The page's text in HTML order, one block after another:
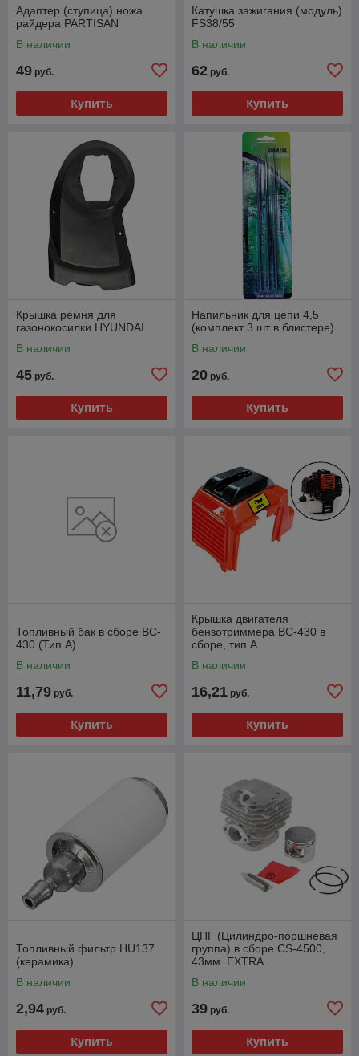
Адаптер (ступица) ножа
райдера PARTISAN
В наличии
49 руб.
Купить
Катушка зажигания (модуль)
FS38/55
В наличии
62 руб.
Купить
Крышка ремня для
газонокосилки HYUNDAI
В наличии
45 руб.
Купить
Напильник для цепи 4,5
(комплект 3 шт в блистере)
В наличии
20 руб.
Купить
Топливный бак в сборе BC-
430 (Тип А)
В наличии
11,79 руб.
Купить
Крышка двигателя
бензотриммера BC-430 в
сборе, тип A
В наличии
16,21 руб.
Купить
Топливный фильтр HU137
(керамика)
В наличии
2,94 руб.
Купить
ЦПГ (Цилиндро-поршневая
группа) в сборе CS-4500,
43мм. EXTRA
В наличии
39 руб.
Купить